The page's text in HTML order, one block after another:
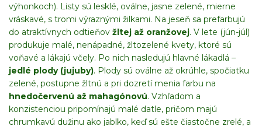
výhonkoch). Listy sú lesklé, oválne, jasne zelené, mierne
vráskavé, s tromi výraznými žilkami. Na jeseň sa prefarbujú
do atraktívnych odtieňov žltej až oranžovej. V lete (jún-júl)
produkuje malé, nenápadné, žltozelené kvety, ktoré sú
voňavé a lákajú včely. Po nich nasledujú hlavné lákadlá –
jedlé plody (jujuby). Plody sú oválne až okrúhle, spočiatku
zelené, postupne žltnú a pri dozretí menia farbu na
hnedočervenú až mahagónovú. Vzhľadom a
konzistenciou pripomínajú malé datle, pričom majú
chrumkavú dužinu ako jablko, keď sú ešte čiastočne zrelé, a